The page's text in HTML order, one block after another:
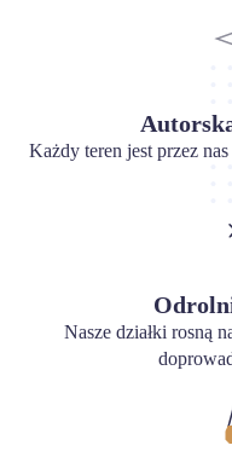
Każdy teren jest przez
Nasze działki rosną